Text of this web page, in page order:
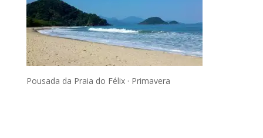
Pousada da Praia do Félix · Primavera